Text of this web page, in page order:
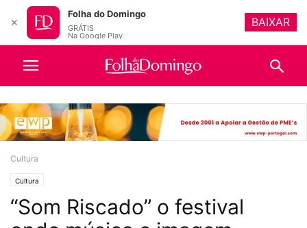
Cultura
Cultura
“Som Riscado” o festival
✕
Folha do Domingo
GRÁTIS
Na Google Play
BAIXAR